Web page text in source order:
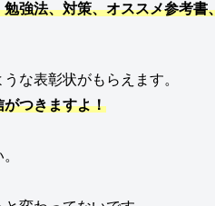
強法、対策、オススメ参考書
な表彰状がもらえます。
つきますよ！